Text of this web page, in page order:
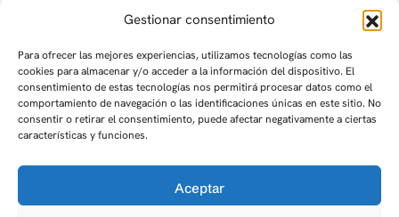
Gestionar consentimiento
Para ofrecer las mejores experiencias, utilizamos tecnologías como las
cookies para almacenar y/o acceder a la información del dispositivo. El
consentimiento de estas tecnologías nos permitirá procesar datos como el
comportamiento de navegación o las identificaciones únicas en este sitio. No
consentir o retirar el consentimiento, puede afectar negativamente a ciertas
características y funciones.
Aceptar
Acepto recibir información por mail y teléfono
Acepto lapolítica de privacidad
Enviar